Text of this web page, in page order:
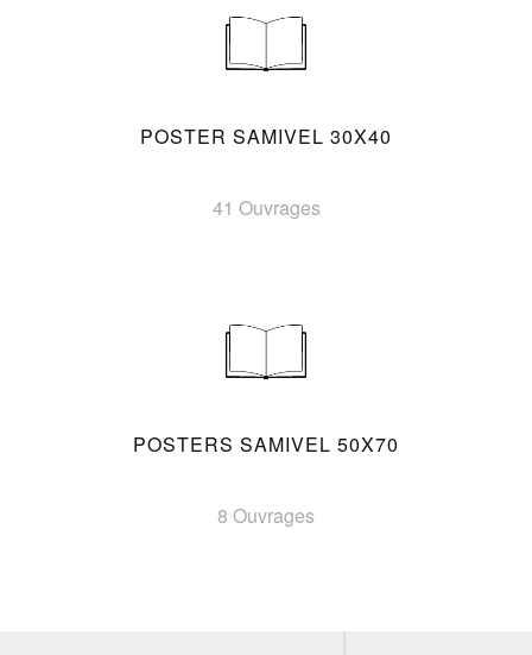
POSTER SAMIVEL 30X40
41 Ouvrages
POSTERS SAMIVEL 50X70
8 Ouvrages